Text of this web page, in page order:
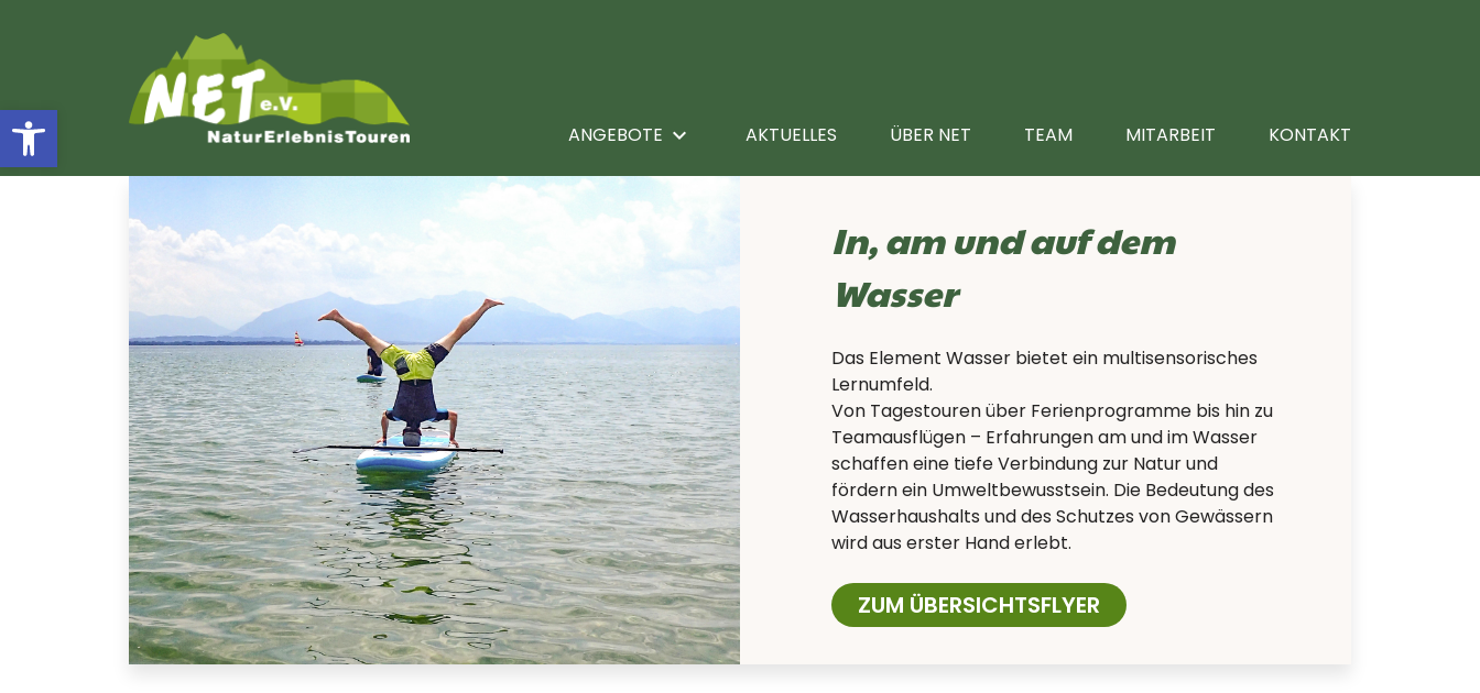
Open toolbar ANGEBOTE keyboard_arrow_right
GEFÜHRTE BERGTOUREN
GEFÜHRTE HÖHLENTOUREN
WASSER
KLETTERN
INKLUSIVE UND INTEGRATIVE FREIZEITEN
KOOPERATIVE ABENTEUERSPIELE
NATURERFAHRUNGEN
ERLEBNISPÄDAGOGISCHE BILDUNGSSEMINARE FÜR BFD/FSJ
AKTUELLES ÜBER NET TEAM MITARBEIT KONTAKT
In, am und auf dem
Wasser
Das Element Wasser bietet ein multisensorisches
Lernumfeld.
Von Tagestouren über Ferienprogramme bis hin zu
Teamausflügen – Erfahrungen am und im Wasser
schaffen eine tiefe Verbindung zur Natur und
fördern ein Umweltbewusstsein. Die Bedeutung des
Wasserhaushalts und des Schutzes von Gewässern
wird aus erster Hand erlebt.
ZUM ÜBERSICHTSFLYER